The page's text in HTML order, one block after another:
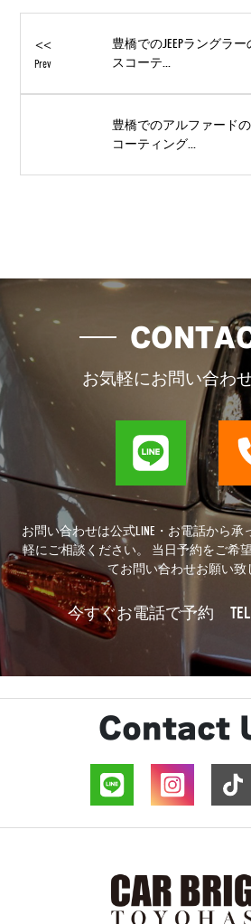
<<
Prev
豊橋でのJEEPラングラー
スコーテ...
豊橋でのアルファード
コーティング...
お気軽にお問い合わ
お問い合わせは公式LINE・お電話から
軽にご相談ください。 当日予約をご希
てお問い合わせお願い致
今すぐお電話で予約
Contact